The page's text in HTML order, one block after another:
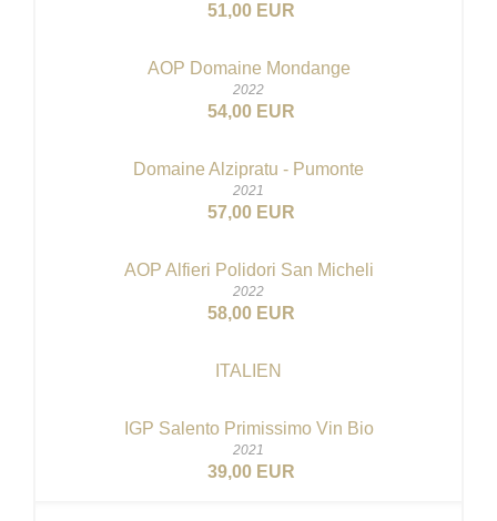
51,00 EUR
AOP Domaine Mondange
2022
54,00 EUR
Domaine Alzipratu - Pumonte
2021
57,00 EUR
AOP Alfieri Polidori San Micheli
2022
58,00 EUR
ITALIEN
IGP Salento Primissimo Vin Bio
2021
39,00 EUR